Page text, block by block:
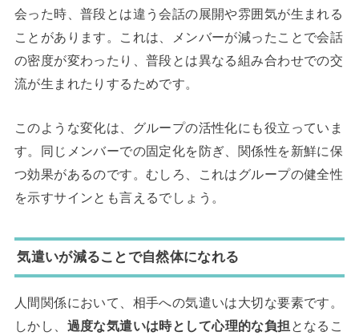
会った時、普段とは違う会話の展開や雰囲気が生まれる
ことがあります。これは、メンバーが減ったことで会話
の密度が変わったり、普段とは異なる組み合わせでの交
流が生まれたりするためです。
このような変化は、グループの活性化にも役立っていま
す。同じメンバーでの固定化を防ぎ、関係性を新鮮に保
つ効果があるのです。むしろ、これはグループの健全性
を示すサインとも言えるでしょう。
気遣いが減ることで自然体になれる
人間関係において、相手への気遣いは大切な要素です。
しかし、 過度な気遣いは時として心理的な負担 となるこ